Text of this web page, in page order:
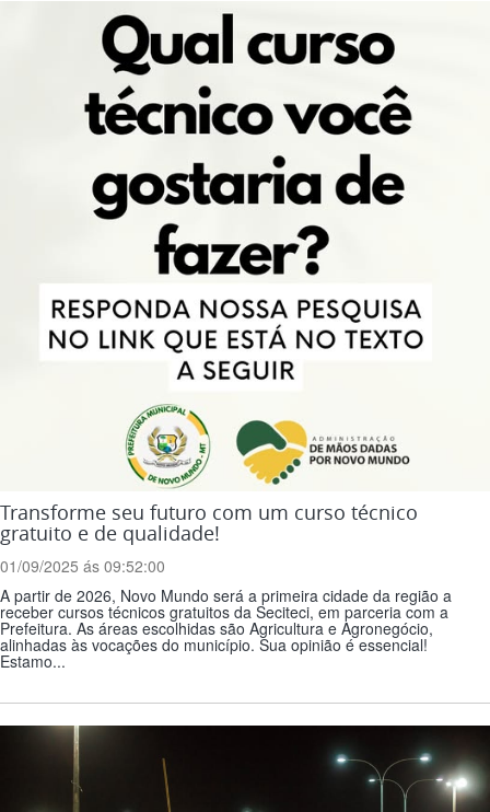
Transforme seu futuro com um curso técnico
gratuito e de qualidade!
01/09/2025 ás 09:52:00
A partir de 2026, Novo Mundo será a primeira cidade da região a
receber cursos técnicos gratuitos da Seciteci, em parceria com a
Prefeitura. As áreas escolhidas são Agricultura e Agronegócio,
alinhadas às vocações do município. Sua opinião é essencial!
Estamo...